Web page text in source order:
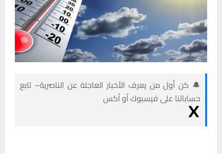
🔔 كن أول من يعرف الأخبار العاجلة عن الناصرية– تابع
حساباتنا على فيسبوك أو أكس